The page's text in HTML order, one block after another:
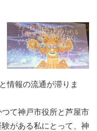
情報の流通が滞りま
て神戸市役所と芦屋市
がある私にとって、神